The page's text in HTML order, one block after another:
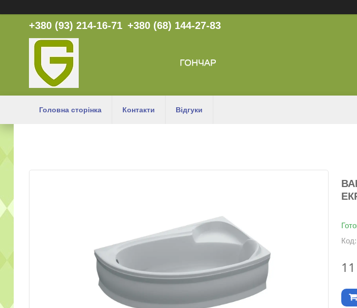
+380 (93) 214-16-71 +380 (68) 144-27-83
ГОНЧАР
Головна сторінка Контакти Відгуки
Код: